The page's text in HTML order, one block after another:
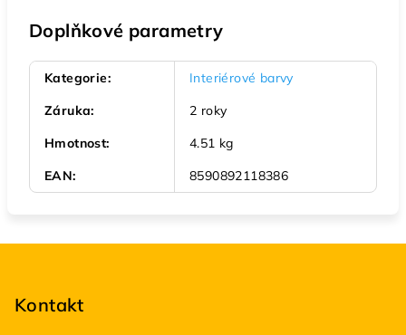
Doplňkové parametry
Kategorie:
Interiérové barvy
Záruka:
2 roky
Hmotnost:
4.51 kg
EAN: 8590892118386
Kontakt